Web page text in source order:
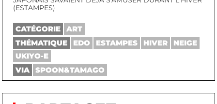
(ESTAMPES)
CATÉGORIE
ART
THÉMATIQUE
EDO ESTAMPES HIVER
NEIGE
UKIYO-E
VIA
SPOON&TAMAGO